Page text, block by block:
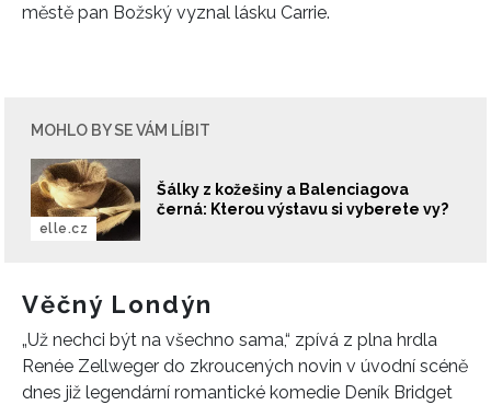
městě pan Božský vyznal lásku Carrie.
MOHLO BY SE VÁM LÍBIT
Šálky z kožešiny a Balenciagova
černá: Kterou výstavu si vyberete vy?
elle.cz
Věčný Londýn
„Už nechci být na všechno sama,“ zpívá z plna hrdla
Renée Zellweger do zkroucených novin v úvodní scéně
dnes již legendární romantické komedie Deník Bridget